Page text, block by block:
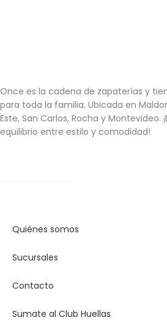
Once es la cadena de zapaterías y
para toda la familia. Ubicada en
Este, San Carlos, Rocha y Montevideo.
equilibrio entre estilo y comodidad!
Quiénes somos
Sucursales
Contacto
Sumate al Club Huellas